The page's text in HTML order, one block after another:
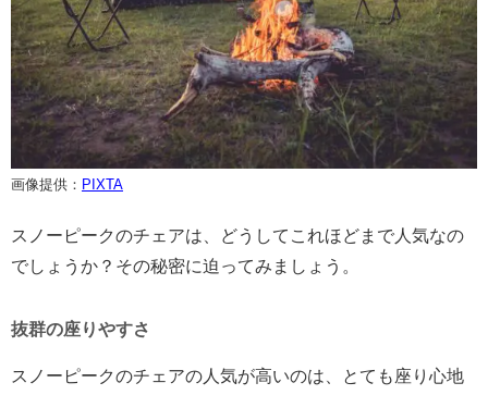
画像提供： PIXTA
スノーピークのチェアは、どうしてこれほどまで人気なの
でしょうか？その秘密に迫ってみましょう。
抜群の座りやすさ
スノーピークのチェアの人気が高いのは、とても座り心地